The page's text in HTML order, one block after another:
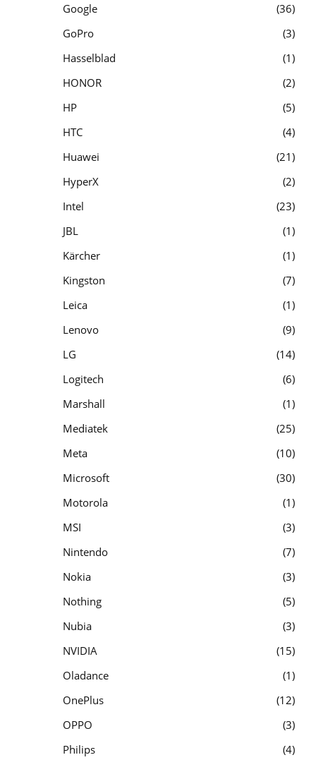
Google
36
GoPro
3
Hasselblad
1
HONOR
2
HP
5
HTC
4
Huawei
21
HyperX
2
Intel
23
JBL
1
Kärcher
1
Kingston
7
Leica
1
Lenovo
9
LG
14
Logitech
6
Marshall
1
Mediatek
25
Meta
10
Microsoft
30
Motorola
1
MSI
3
Nintendo
7
Nokia
3
Nothing
5
Nubia
3
NVIDIA
15
Oladance
1
OnePlus
12
OPPO
3
Philips
4